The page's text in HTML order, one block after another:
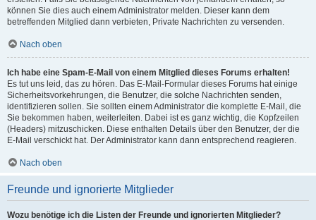
können Sie dies auch einem Administrator melden. Dieser kann dem
betreffenden Mitglied dann verbieten, Private Nachrichten zu versenden.
Nach oben
Ich habe eine Spam-E-Mail von einem Mitglied dieses Forums erhalten!
Es tut uns leid, das zu hören. Das E-Mail-Formular dieses Forums hat einige
Sicherheitsvorkehrungen, die Benutzer, die solche Nachrichten senden,
identifizieren sollen. Sie sollten einem Administrator die komplette E-Mail, die
Sie bekommen haben, weiterleiten. Dabei ist es ganz wichtig, die Kopfzeilen
(Headers) mitzuschicken. Diese enthalten Details über den Benutzer, der die
E-Mail verschickt hat. Der Administrator kann dann entsprechend reagieren.
Nach oben
Freunde und ignorierte Mitglieder
Wozu benötige ich die Listen der Freunde und ignorierten Mitglieder?